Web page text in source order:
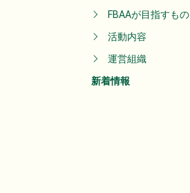
FBAAが目指すもの
活動内容
運営組織
新着情報